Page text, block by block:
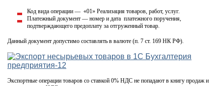
Код вида операции — «01» Реализация товаров, работ, услуг.
Платежный документ — номер и дата платежного поручения,
подтверждающего предоплату за отгруженный товар.
Данный документ допустимо составлять в валюте (п. 7 ст. 169 НК РФ).
Экспортные операции товаров со ставкой 0% НДС не попадают в книгу продаж и